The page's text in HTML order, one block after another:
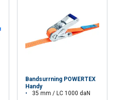
Bandsurrning POWERTEX
Handy
35 mm / LC 1000 daN
ALLT